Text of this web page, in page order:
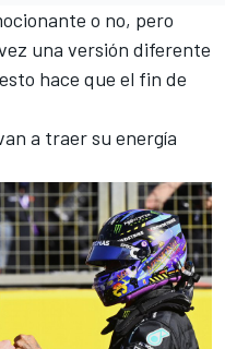
o no, pero
una versión diferente
hace que el fin de
a traer su energía